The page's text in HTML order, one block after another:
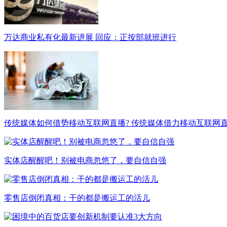
万达商业私有化最新进展 回应：正按部就班进行
传统媒体如何借势移动互联网直播? 传统媒体借力移动互联网
实体店醒醒吧！别被电商忽悠了，要自信自强
零售店倒闭真相：干的都是搬运工的活儿